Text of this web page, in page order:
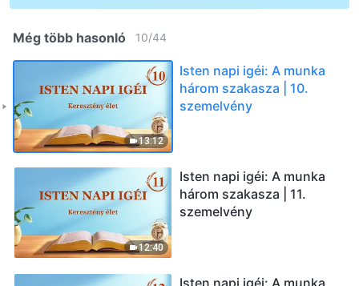
Még több hasonló 10/44
13:12
Isten napi igéi: A munka
három szakasza | 10.
szemelvény
12:40
Isten napi igéi: A munka
három szakasza | 11.
szemelvény
Isten napi igéi: A munka